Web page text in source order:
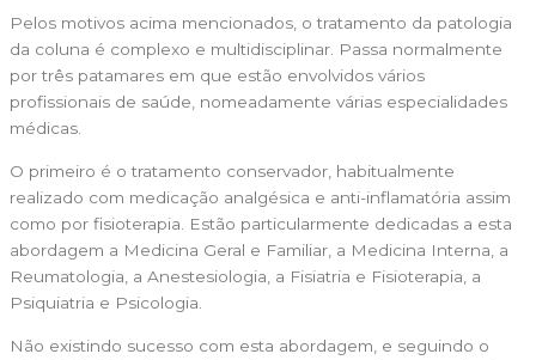
Pelos motivos acima mencionados, o tratamento da patologia
da coluna é complexo e multidisciplinar. Passa normalmente
por três patamares em que estão envolvidos vários
profissionais de saúde, nomeadamente várias especialidades
médicas.
O primeiro é o tratamento conservador, habitualmente
realizado com medicação analgésica e anti-inflamatória assim
como por fisioterapia. Estão particularmente dedicadas a esta
abordagem a Medicina Geral e Familiar, a Medicina Interna, a
Reumatologia, a Anestesiologia, a Fisiatria e Fisioterapia, a
Psiquiatria e Psicologia.
Não existindo sucesso com esta abordagem, e seguindo o